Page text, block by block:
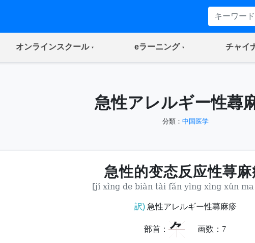
オンラインスクール(current) eラーニング(current) チャイ
急性アレルギー性蕁
分類： 中国医学
急性的变态反应性荨麻
[jí xìng de biàn tài fǎn yìng xìng xún ma
訳)急性アレルギー性蕁麻疹
部首： ⺈ 画数： 7